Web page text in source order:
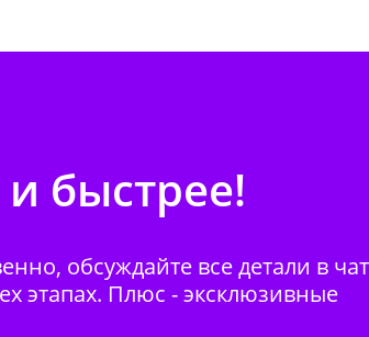
быстрее!
обсуждайте все детали в
этапах. Плюс - эксклюзивные